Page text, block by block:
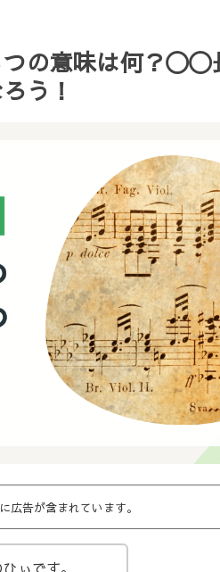
の意味は何？〇
う！
広告が含まれています。
ぃです。